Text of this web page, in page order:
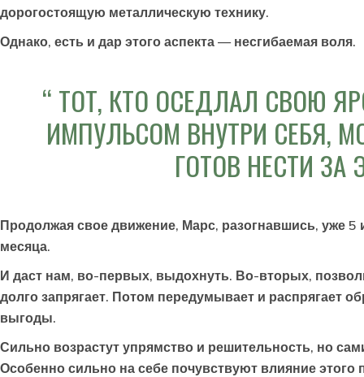
дорогостоящую металлическую технику.
Однако, есть и дар этого аспекта — несгибаемая воля.
ТОТ, КТО ОСЕДЛАЛ СВОЮ
ИМПУЛЬСОМ ВНУТРИ СЕБЯ,
ГОТОВ НЕСТИ
Продолжая свое движение, Марс, разогнавшись, уже 5
месяца.
И даст нам, во-первых, выдохнуть. Во-вторых,
долго запрягает. Потом передумывает и распрягает
выгоды.
Сильно возрастут упрямство и решительность, но
Особенно сильно на себе почувствуют влияние